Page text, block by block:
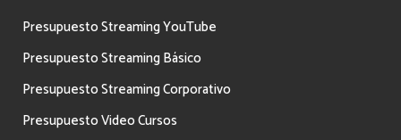
Presupuesto Streaming YouTube
Presupuesto Streaming Básico
Presupuesto Streaming Corporativo
Presupuesto Video Cursos